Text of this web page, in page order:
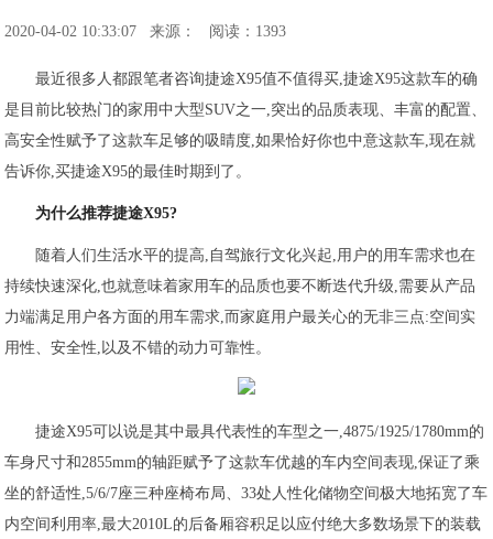
2020-04-02 10:33:07 来源： 阅读：1393
最近很多人都跟笔者咨询捷途X95值不值得买,捷途X95这款车的确
是目前比较热门的家用中大型SUV之一,突出的品质表现、丰富的配置、
高安全性赋予了这款车足够的吸睛度,如果恰好你也中意这款车,现在就
告诉你,买捷途X95的最佳时期到了。
为什么推荐捷途X95?
随着人们生活水平的提高,自驾旅行文化兴起,用户的用车需求也在
持续快速深化,也就意味着家用车的品质也要不断迭代升级,需要从产品
力端满足用户各方面的用车需求,而家庭用户最关心的无非三点:空间实
用性、安全性,以及不错的动力可靠性。
捷途X95可以说是其中最具代表性的车型之一,4875/1925/1780mm的
车身尺寸和2855mm的轴距赋予了这款车优越的车内空间表现,保证了乘
坐的舒适性,5/6/7座三种座椅布局、33处人性化储物空间极大地拓宽了车
内空间利用率,最大2010L的后备厢容积足以应付绝大多数场景下的装载